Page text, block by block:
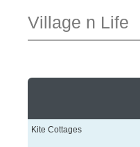
Village n Life
Kite Cottages